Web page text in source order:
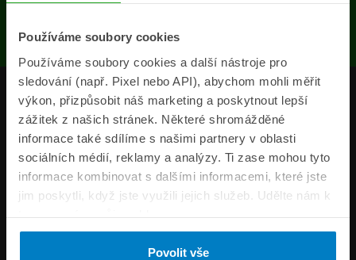
Používáme soubory cookies
Používáme soubory cookies a další nástroje pro
sledování (např. Pixel nebo API), abychom mohli měřit
výkon, přizpůsobit náš marketing a poskytnout lepší
zážitek z našich stránek. Některé shromážděné
informace také sdílíme s našimi partnery v oblasti
sociálních médií, reklamy a analýzy. Ti zase mohou tyto
informace kombinovat s dalšími informacemi, které jste
jim poskytli, když jste využili jejich služeb. Udělte nám k
tomu prosím svůj souhlas.
Povolit vše
Produkty
Pojišťovny
Informace
ePojisteni.cz
Formuláře